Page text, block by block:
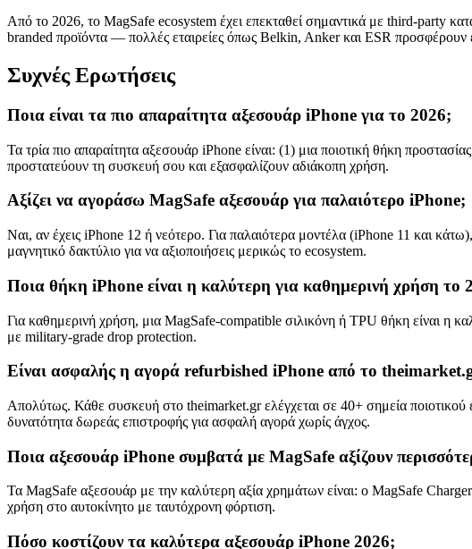
Από το 2026, το MagSafe ecosystem έχει επεκταθεί σημαντικά με third-party
branded προϊόντα — πολλές εταιρείες όπως Belkin, Anker και ESR προσφέρουν
Συχνές Ερωτήσεις
Ποια είναι τα πιο απαραίτητα αξεσουάρ iPhone για το 2026;
Τα τρία πιο απαραίτητα αξεσουάρ iPhone είναι: (1) μια ποιοτική θήκη
προστατεύουν τη συσκευή σου και εξασφαλίζουν αδιάκοπη χρήση.
Αξίζει να αγοράσω MagSafe αξεσουάρ για παλαιότερο iPhone;
Ναι, αν έχεις iPhone 12 ή νεότερο. Για παλαιότερα μοντέλα (iPhone 11 και
μαγνητικό δακτύλιο για να αξιοποιήσεις μερικώς το ecosystem.
Ποια θήκη iPhone είναι η καλύτερη για καθημερινή χρήση το
Για καθημερινή χρήση, μια MagSafe-compatible σιλικόνη ή TPU θήκη είναι η
με military-grade drop protection.
Είναι ασφαλής η αγορά refurbished iPhone από το
Απολύτως. Κάθε συσκευή στο theimarket.gr ελέγχεται σε 40+ σημεία ποιοτικού
δυνατότητα δωρεάς επιστροφής για ασφαλή αγορά χωρίς άγχος.
Ποια αξεσουάρ iPhone συμβατά με MagSafe αξίζουν
Τα MagSafe αξεσουάρ με την καλύτερη αξία χρημάτων είναι: ο MagSafe
χρήση στο αυτοκίνητο με ταυτόχρονη φόρτιση.
Πόσο κοστίζουν τα καλύτερα αξεσουάρ iPhone 2026;